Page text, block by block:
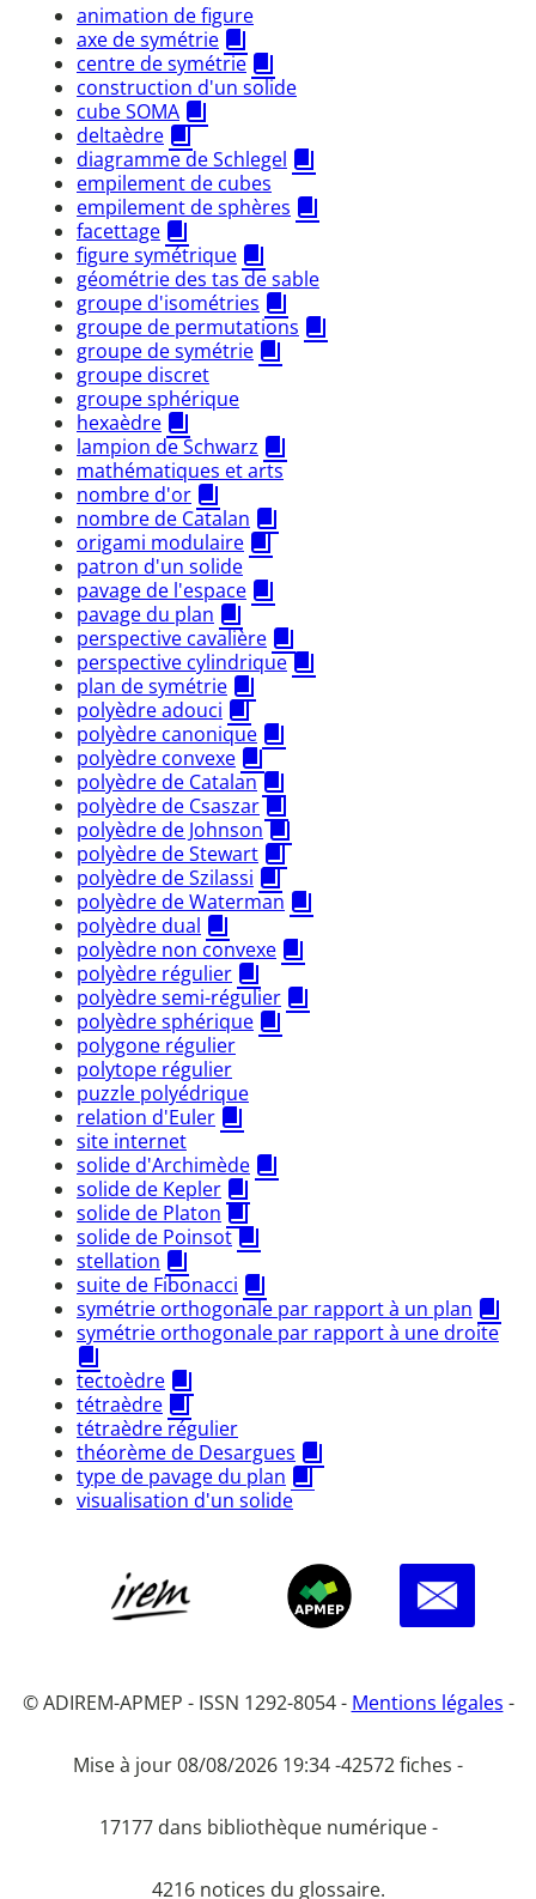
animation de figure
axe de symétrie
centre de symétrie
construction d'un solide
cube SOMA
deltaèdre
diagramme de Schlegel
empilement de cubes
empilement de sphères
facettage
figure symétrique
géométrie des tas de sable
groupe d'isométries
groupe de permutations
groupe de symétrie
groupe discret
groupe sphérique
hexaèdre
lampion de Schwarz
mathématiques et arts
nombre d'or
nombre de Catalan
origami modulaire
patron d'un solide
pavage de l'espace
pavage du plan
perspective cavalière
perspective cylindrique
plan de symétrie
polyèdre adouci
polyèdre canonique
polyèdre convexe
polyèdre de Catalan
polyèdre de Csaszar
polyèdre de Johnson
polyèdre de Stewart
polyèdre de Szilassi
polyèdre de Waterman
polyèdre dual
polyèdre non convexe
polyèdre régulier
polyèdre semi-régulier
polyèdre sphérique
polygone régulier
polytope régulier
puzzle polyédrique
relation d'Euler
site internet
solide d'Archimède
solide de Kepler
solide de Platon
solide de Poinsot
stellation
suite de Fibonacci
symétrie orthogonale par rapport à un plan
symétrie orthogonale par rapport à une droite
tectoèdre
tétraèdre
tétraèdre régulier
théorème de Desargues
type de pavage du plan
visualisation d'un solide
© ADIREM-APMEP - ISSN 1292-8054 - Mentions légales -
Mise à jour 08/08/2026 19:34 -42572 fiches -
17177 dans bibliothèque numérique -
4216 notices du glossaire.